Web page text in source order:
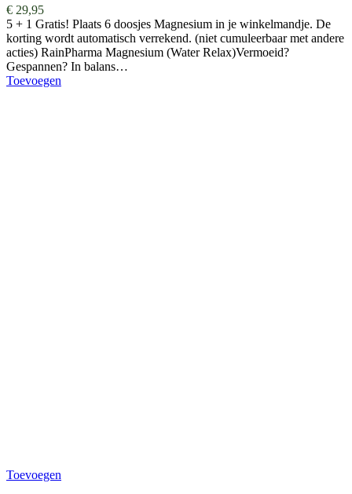
€ 29,95
5 + 1 Gratis! Plaats 6 doosjes Magnesium in je winkelmandje. De
korting wordt automatisch verrekend. (niet cumuleerbaar met andere
acties) RainPharma Magnesium (Water Relax)Vermoeid?
Gespannen? In balans…
Toevoegen
Toevoegen